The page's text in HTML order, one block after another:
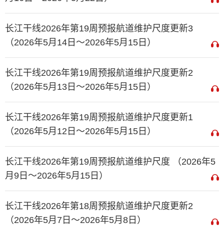
长江干线2026年第19周预报航道维护尺度更新3
（2026年5月14日～2026年5月15日）
长江干线2026年第19周预报航道维护尺度更新2
（2026年5月13日～2026年5月15日）
长江干线2026年第19周预报航道维护尺度更新1
（2026年5月12日～2026年5月15日）
长江干线2026年第19周预报航道维护尺度 （2026年5
月9日～2026年5月15日）
长江干线2026年第18周预报航道维护尺度更新2
（2026年5月7日～2026年5月8日）